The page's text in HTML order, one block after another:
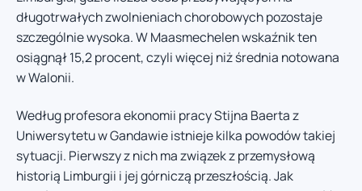
długotrwałych zwolnieniach chorobowych pozostaje
szczególnie wysoka. W Maasmechelen wskaźnik ten
osiągnął 15,2 procent, czyli więcej niż średnia notowana
w Walonii.
Według profesora ekonomii pracy Stijna Baerta z
Uniwersytetu w Gandawie istnieje kilka powodów takiej
sytuacji. Pierwszy z nich ma związek z przemysłową
historią Limburgii i jej górniczą przeszłością. Jak